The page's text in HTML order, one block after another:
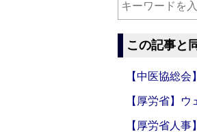
この記事と
【中医協総
【厚労省】
【厚労省人